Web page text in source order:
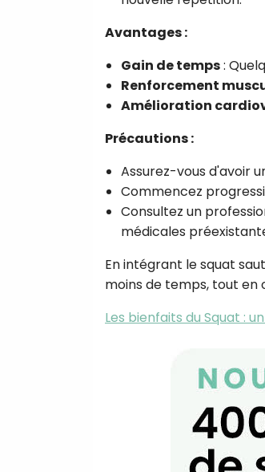
Avantages :
Gain de temps:
Renforcement
Amélioration
Précautions :
Assurez-vous d'avoir
Commencez
Consultez un
médicales
En intégrant le squat
moins de temps, tout en
Les bienfaits du Squat :